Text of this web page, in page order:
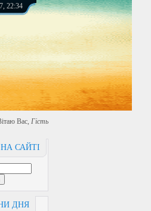
22:34
Вас, Гість
САЙТІ
ДНЯ